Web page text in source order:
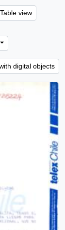
Table view
digital objects